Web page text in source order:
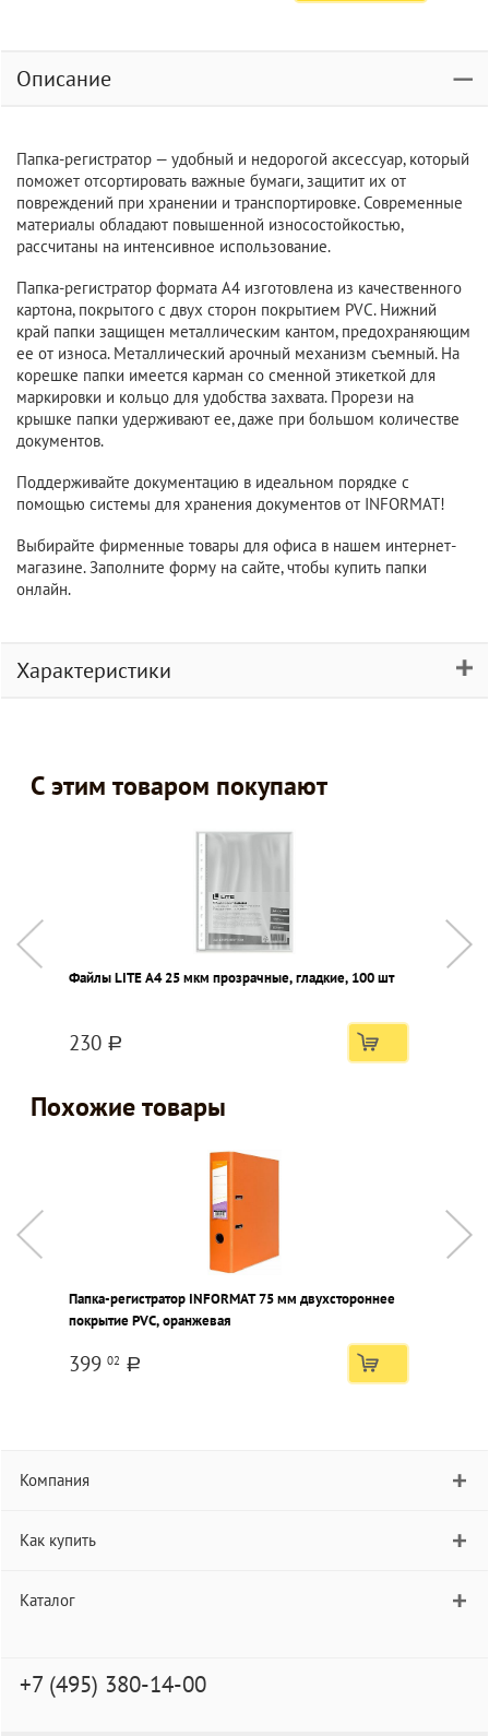
Описание
Папка-регистратор — удобный и недорогой аксессуар, который
поможет отсортировать важные бумаги, защитит их от
повреждений при хранении и транспортировке. Современные
материалы обладают повышенной износостойкостью,
рассчитаны на интенсивное использование.
Папка-регистратор формата A4 изготовлена из качественного
картона, покрытого с двух сторон покрытием PVC. Нижний
край папки защищен металлическим кантом, предохраняющим
ее от износа. Металлический арочный механизм съемный. На
корешке папки имеется карман со сменной этикеткой для
маркировки и кольцо для удобства захвата. Прорези на
крышке папки удерживают ее, даже при большом количестве
документов.
Поддерживайте документацию в идеальном порядке с
помощью системы для хранения документов от INFORMAT!
Выбирайте фирменные товары для офиса в нашем интернет-
магазине. Заполните форму на сайте, чтобы купить папки
онлайн.
Характеристики
С этим товаром покупают
Файлы LITE А4 25 мкм прозрачные, гладкие, 100 шт
230 a
Похожие товары
Папка-регистратор INFORMAT 75 мм двухстороннее
покрытие PVC, оранжевая
399 02 a
Компания
Как купить
Каталог
+7 (495) 380-14-00